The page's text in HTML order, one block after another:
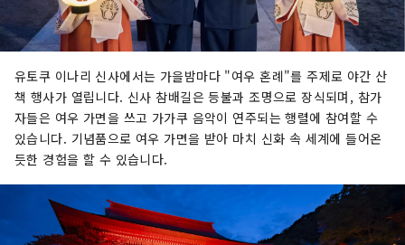
유토쿠 이나리 신사에서는 가을밤마다 "여우 혼례"를 주제로 야간 산
책 행사가 열립니다. 신사 참배길은 등불과 조명으로 장식되며, 참가
자들은 여우 가면을 쓰고 가가쿠 음악이 연주되는 행렬에 참여할 수
있습니다. 기념품으로 여우 가면을 받아 마치 신화 속 세계에 들어온
듯한 경험을 할 수 있습니다.